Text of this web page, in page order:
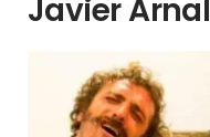
Javier Arnal